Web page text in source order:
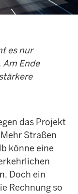
es nur
Ende
das Projekt
Straßen
könne eine
Doch ein
Rechnung so